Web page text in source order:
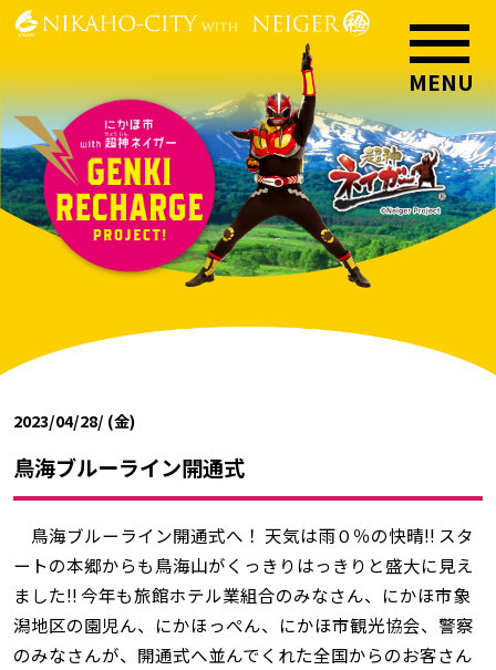
2023/04/28/ (金)
鳥海ブルーライン開通式
鳥海ブルーライン開通式へ！ 天気は雨０％の快晴‼ スタ
ートの本郷からも鳥海山がくっきりはっきりと盛大に見え
ました‼ 今年も旅館ホテル業組合のみなさん、にかほ市象
潟地区の園児ん、にかほっぺん、にかほ市観光協会、警察
のみなさんが、開通式へ並んでくれた全国からのお客さん